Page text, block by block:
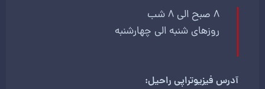
8 صبح الی 8 شب
روزهای شنبه الی چهارشنبه
آدرس فیزیوتراپی راحیل: